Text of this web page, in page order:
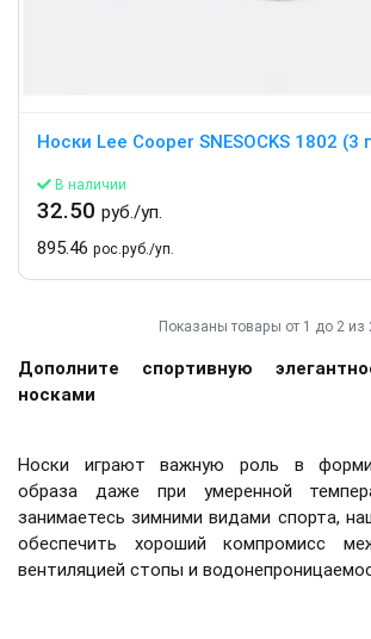
Носки Lee Cooper SNESOCKS 1802 (3
В наличии
32.50 руб./уп.
895.46 рос.руб./уп.
Показаны товары от 1 до 2 из
Дополните спортивную
носками
Носки играют важную роль в
образа даже при умеренной
занимаетесь зимними видами спорта,
обеспечить хороший компромисс
вентиляцией стопы и